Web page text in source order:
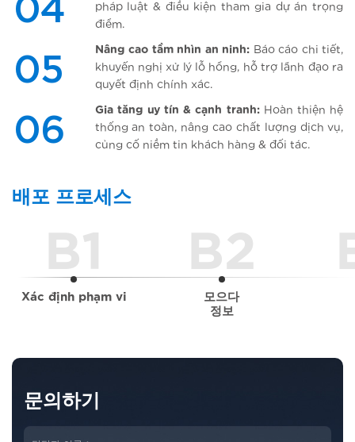
04
pháp
luật & điều kiện tham gia dự án trọng
điểm.
05
Nâng cao tầm nhìn an ninh: Báo cáo chi tiết,
khuyến nghị xử lý lỗ hổng, hỗ trợ lãnh đạo ra
quyết định chính xác.
06
Gia tăng uy tín &cạnh tranh:Hoàn thiện hệ
thống an toàn, nâng cao chất lượng dịch vụ,
củng cố niềmtin khách hàng & đối tác.
배포 프로세스
B1
Xác định phạm vi
B2
모으다
정보
문의하기